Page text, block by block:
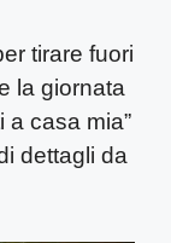
tirare fuori
la giornata
a casa mia”
dettagli da